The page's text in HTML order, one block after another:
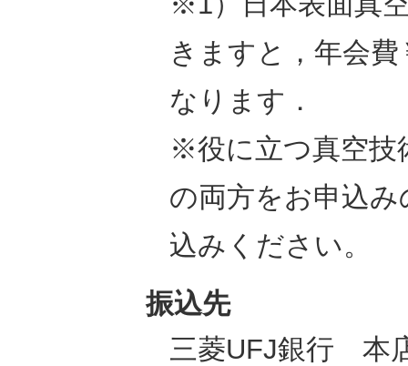
きますと，年会
なります．
※役に立つ真空技
の両方をお申込
込みください。
振込先
三菱UFJ銀行